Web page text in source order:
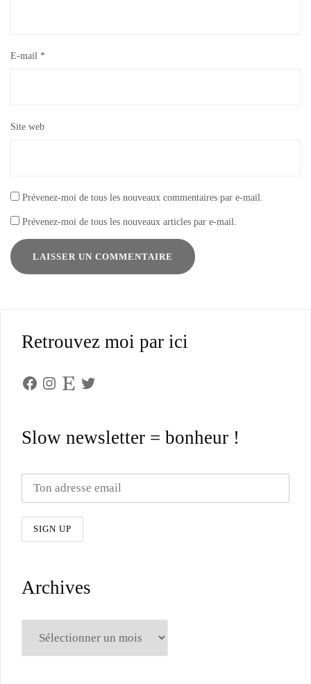
E-mail *
Site web
Prévenez-moi de tous les nouveaux commentaires par e-mail.
Prévenez-moi de tous les nouveaux articles par e-mail.
Retrouvez moi par ici
Facebook
Instagram
Etsy Twitter
Slow newsletter = bonheur !
Archives